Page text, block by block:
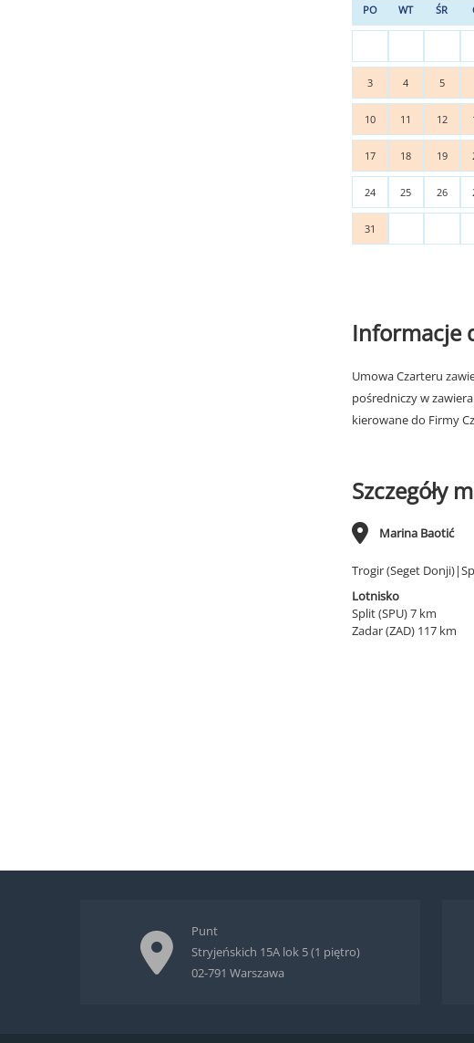
PO WT ŚR
3 4 5
10 11 12
17 18 19
24 25 26
31
Informacje
Umowa Czarteru
pośredniczy w
kierowane do Firmy
Szczegóły
Marina Baotić
Trogir (Seget
Lotnisko
Split (SPU) 7 km
Zadar (ZAD) 117 km
Punt
Stryjeńskich 15A lok 5 (1 piętro)
02-791 Warszawa